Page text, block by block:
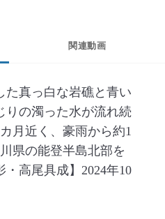
共有
メールで共有
関連動画
た真っ白な岩礁と青い
りの濁った水が流れ続
月近く、豪雨から約1
県の能登半島北部を
高尾具成】2024年10